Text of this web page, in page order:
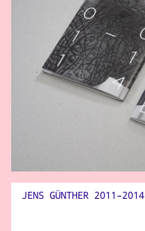
JENS GÜNTHER 2011–2014